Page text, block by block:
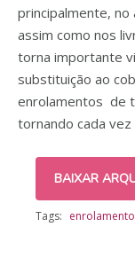
principalmente, no
assim como nos
torna importante
substituição ao
enrolamentos de
tornando cada
BAIXAR
Tags: